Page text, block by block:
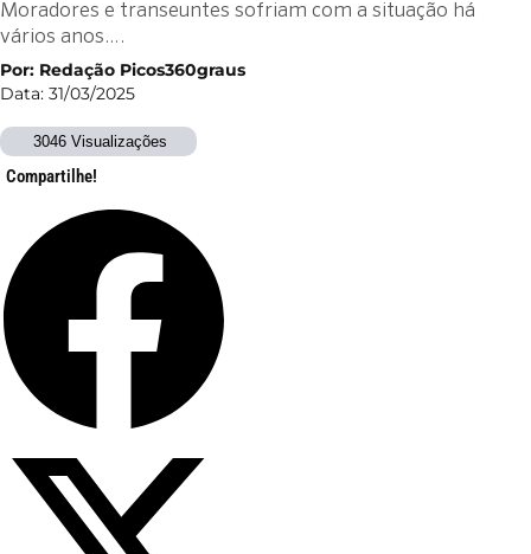
Moradores e transeuntes sofriam com a situação há
vários anos….
Por: Redação Picos360graus
Data: 31/03/2025
3046 Visualizações
Compartilhe!